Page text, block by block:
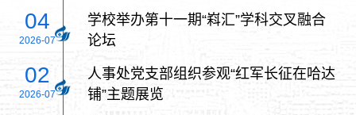
04
2026-07
学校举办第十一期“嵙汇”学科交叉融合
论坛
02
2026-07
人事处党支部组织参观“红军长征在哈达
铺”主题展览